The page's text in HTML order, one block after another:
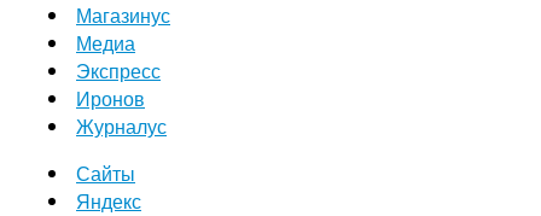
Магазинус
Медиа
Экспресс
Иронов
Журналус
Сайты
Яндекс